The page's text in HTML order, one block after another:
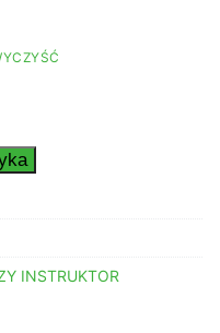
zł
zł
INSTRUKTOR